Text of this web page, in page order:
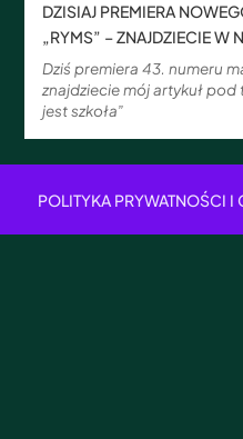
DZISIAJ PREMIERA
„RYMS” – ZNAJDZIECIE W
Dziś premiera 43. numeru
znajdziecie mój artykuł pod
jest szkoła”
POLITYKA PRYWATNOŚCI I